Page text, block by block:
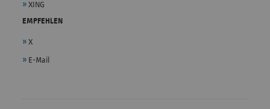
XING
EMPFEHLEN
X
E-Mail